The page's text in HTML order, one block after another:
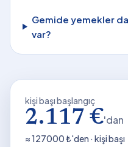
Gemide yemekler
var?
kişi başı başlangıç
2.117 €'dan
≈127000₺'den · kişi başı